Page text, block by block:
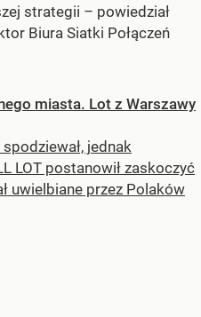
strategii – powiedział
Biura Siatki Połączeń
miasta. Lot z Warszawy
jednak
LOT postanowił zaskoczyć
uwielbiane przez Polaków